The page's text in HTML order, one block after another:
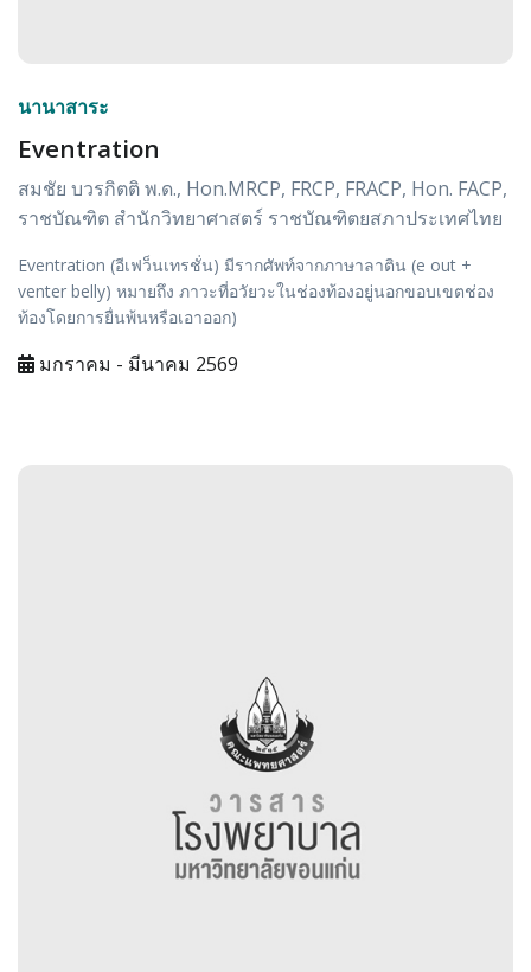
นานาสาระ
Eventration
สมชัย บวรกิตติ พ.ด., Hon.MRCP, FRCP, FRACP, Hon. FACP,
ราชบัณฑิต สำนักวิทยาศาสตร์ ราชบัณฑิตยสภาประเทศไทย
Eventration (อีเฟว็นเทรชั่น) มีรากศัพท์จากภาษาลาติน (e out +
venter belly) หมายถึง ภาวะที่อวัยวะในช่องท้องอยู่นอกขอบเขตช่อง
ท้องโดยการยื่นพ้นหรือเอาออก)
มกราคม - มีนาคม 2569